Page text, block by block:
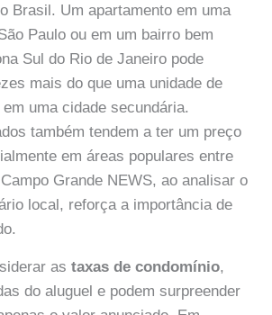
Brasil. Um apartamento em uma
Paulo ou em um bairro bem
Sul do Rio de Janeiro pode
mais do que uma unidade de
uma cidade secundária.
também tendem a ter um preço
em áreas populares entre
Grande NEWS, ao analisar o
local, reforça a importância de
astaxas de condomínio,
do aluguel e podem surpreender